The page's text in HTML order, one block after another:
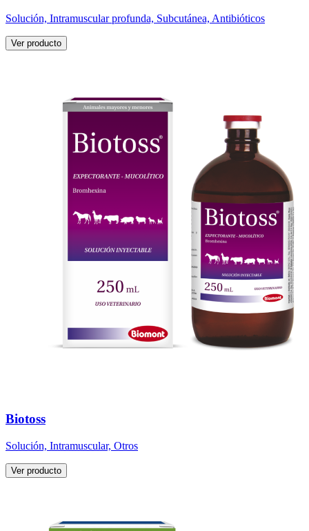
Solución, Intramuscular profunda, Subcutánea, Antibióticos
Ver producto
Biotoss
Solución, Intramuscular, Otros
Ver producto